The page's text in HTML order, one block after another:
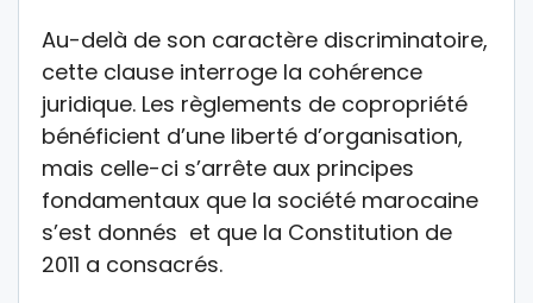
Au-delà de son caractère discriminatoire,
cette clause interroge la cohérence
juridique. Les règlements de copropriété
bénéficient d’une liberté d’organisation,
mais celle-ci s’arrête aux principes
fondamentaux que la société marocaine
s’est donnés et que la Constitution de
2011 a consacrés.